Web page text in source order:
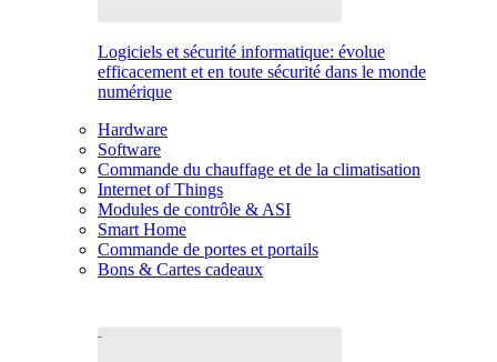
Logiciels et sécurité informatique: évolue
efficacement et en toute sécurité dans le monde
numérique
Hardware
Software
Commande du chauffage et de la climatisation
Internet of Things
Modules de contrôle & ASI
Smart Home
Commande de portes et portails
Bons & Cartes cadeaux